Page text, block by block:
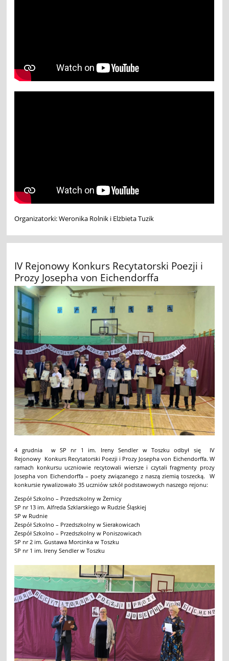
Organizatorki: Weronika Rolnik i Elżbieta Tuzik
IV Rejonowy Konkurs Recytatorski Poezji i
Prozy Josepha von Eichendorffa
4 grudnia w SP nr 1 im. Ireny Sendler w Toszku odbył się IV
Rejonowy Konkurs Recytatorski Poezji i Prozy Josepha von Eichendorffa. W
ramach konkursu uczniowie recytowali wiersze i czytali fragmenty prozy
Josepha von Eichendorffa – poety związanego z naszą ziemią toszecką. W
konkursie rywalizowało 35 uczniów szkół podstawowych naszego rejonu:
Zespół Szkolno – Przedszkolny w Żernicy
SP nr 13 im. Alfreda Szklarskiego w Rudzie Śląskiej
SP w Rudnie
Zespół Szkolno – Przedszkolny w Sierakowicach
Zespół Szkolno – Przedszkolny w Poniszowicach
SP nr 2 im. Gustawa Morcinka w Toszku
SP nr 1 im. Ireny Sendler w Toszku